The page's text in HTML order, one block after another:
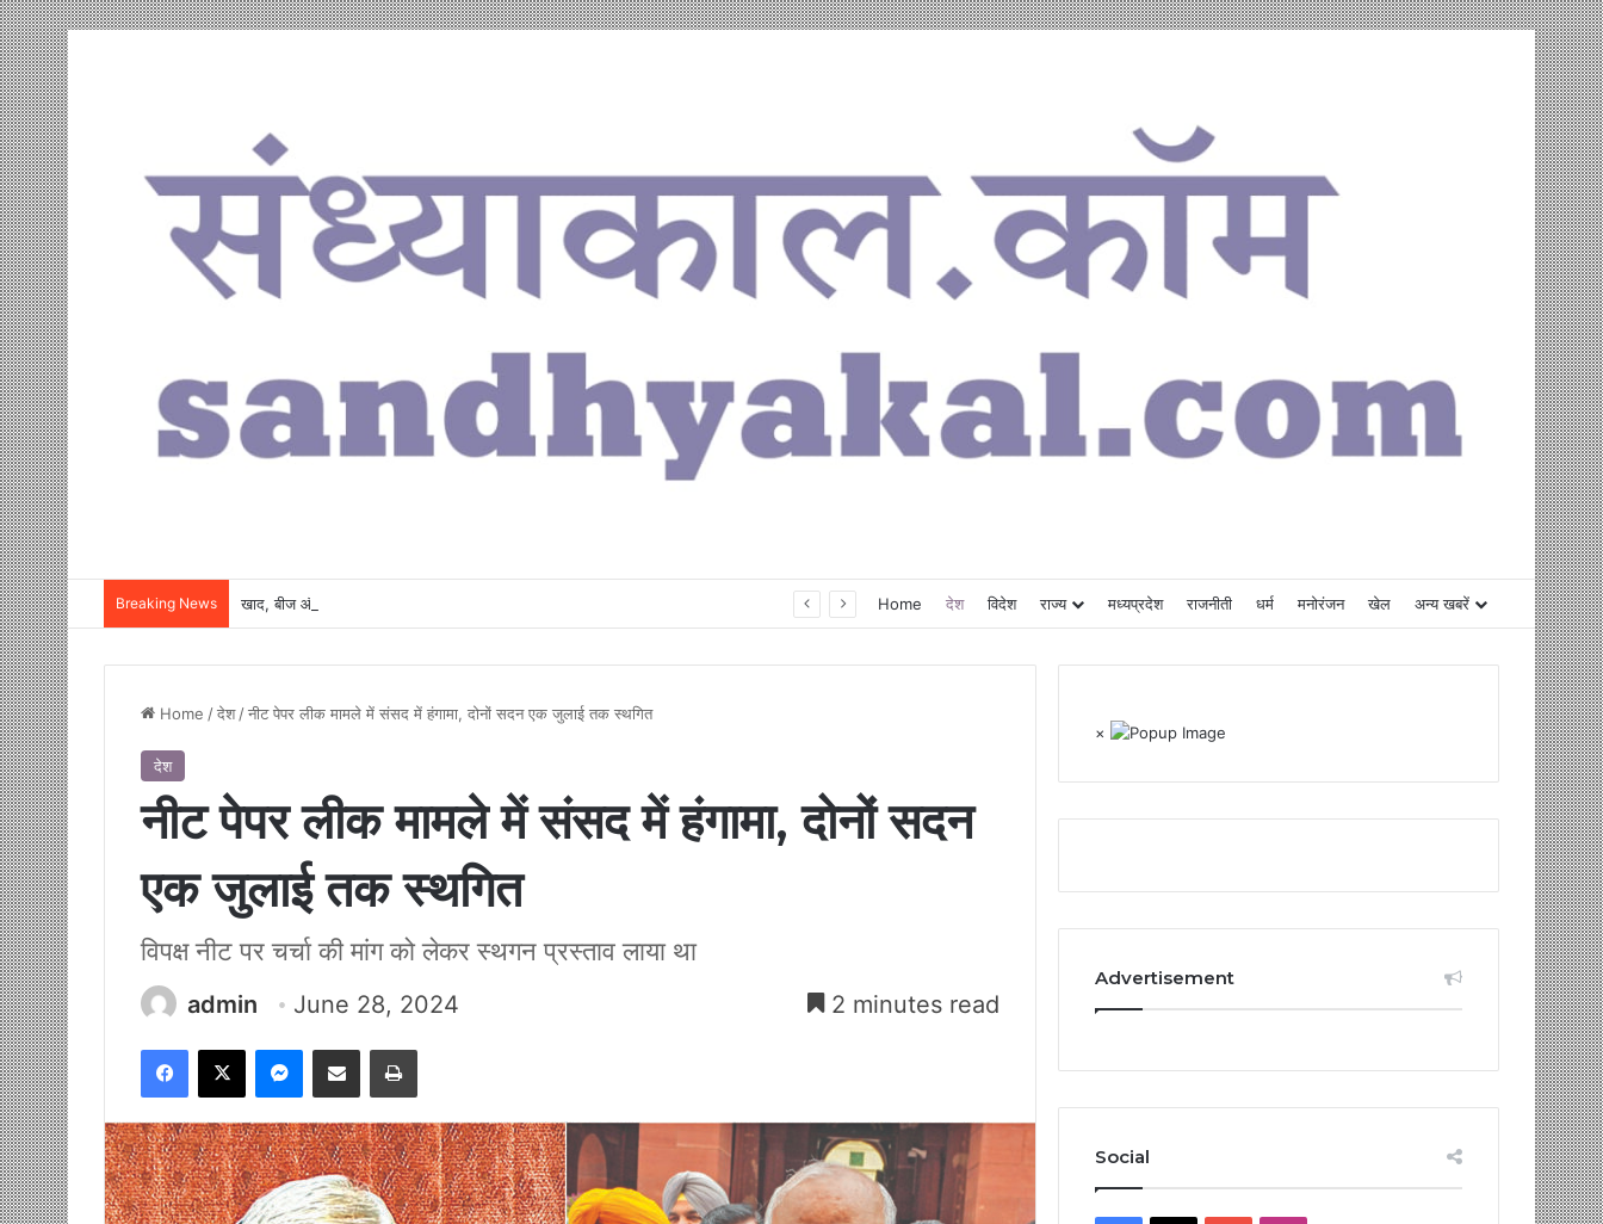
Breaking News Home देश विदेश राज्य मध्यप्रदेश राजनीती धर्म मनोरंजन खेल अन्य खबरें
Home /देश /नीट पेपर लीक मामले में संसद में हंगामा, दोनों सदन एक जुलाई तक स्थगित
देश
नीट पेपर लीक मामले में संसद में हंगामा, दोनों सदन
एक जुलाई तक स्थगित
विपक्ष नीट पर चर्चा की मांग को लेकर स्थगन प्रस्ताव लाया था
admin June 28, 2024 2 minutes read
Facebook
X Messenger
Share via Email Print
×
Advertisement
Social